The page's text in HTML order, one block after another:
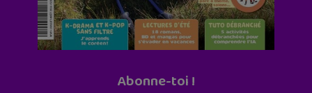
Abonne-toi !